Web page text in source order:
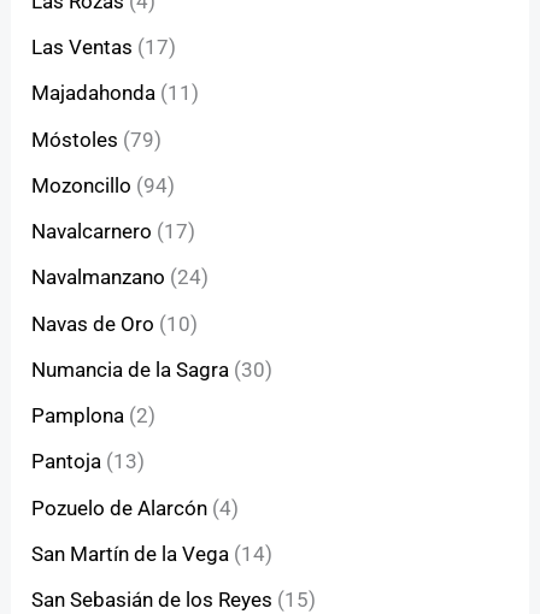
Las Ventas (17)
Majadahonda (11)
Móstoles (79)
Mozoncillo (94)
Navalcarnero (17)
Navalmanzano (24)
Navas de Oro (10)
Numancia de la Sagra (30)
Pamplona (2)
Pantoja (13)
Pozuelo de Alarcón (4)
San Martín de la Vega (14)
San Sebasián de los Reyes (15)